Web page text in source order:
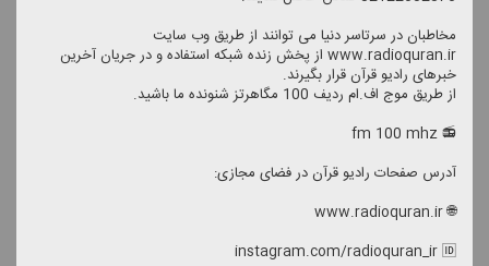
مخاطبان در سرتاسر دنیا می توانند از طریق وب سایت
www.radioquran.ir از پخش زنده شبكه استفاده و در جریان آخرین
خبرهای رادیو قرآن قرار بگیرند.
از طریق موج اف.ام ردیف 100 مگاهرتز شنونده ما باشید.
📻 fm 100 mhz
آدرس صفحات رادیو قرآن در فضای مجازی:
🌐 www.radioquran.ir
instagram.com/radioquran_ir 🆔